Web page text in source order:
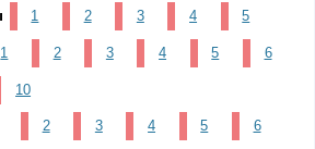
1 2 3 4 5
1 2 3 4 5 6
10
2 3 4 5 6